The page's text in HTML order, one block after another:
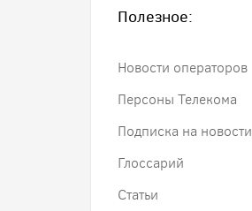
Полезное:
Новости операторов
Персоны Телекома
Подписка на новости
Глоссарий
Статьи